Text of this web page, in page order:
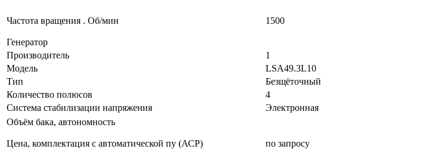
Частота вращения . Об/мин 1500
Генератор
Производитель
1
Модель
LSA49.3L10
Тип
Безщёточный
Количество полюсов
4
Система стабилизации напряжения
Электронная
Объём бака, автономность
Цена, комплектация с автоматической пу (АСР) по запросу